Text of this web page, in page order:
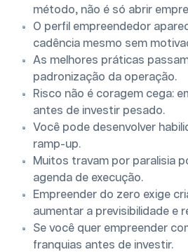
método, não é só abrir
O perfil empreendedor
cadência mesmo sem
As melhores práticas
padronização da operação.
Risco não é coragem cega:
antes de investir pesado.
Você pode desenvolver
ramp-up.
Muitos travam por paralisia
agenda de execução.
Empreender do zero exige
aumentar a previsibilidade e
Se você quer empreender
franquias antes de investir.